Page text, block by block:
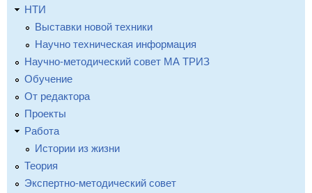
НТИ
Выставки новой техники
Научно техническая информация
Научно-методический совет МА ТРИЗ
Обучение
От редактора
Проекты
Работа
Истории из жизни
Теория
Экспертно-методический совет